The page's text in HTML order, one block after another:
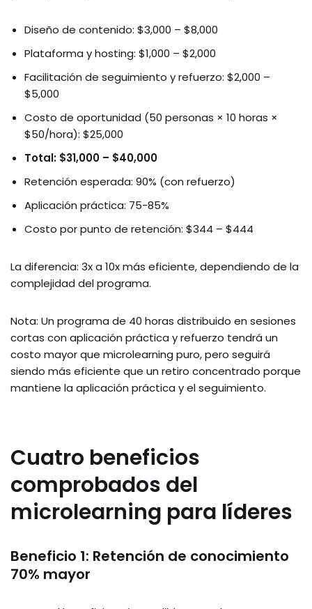
Diseño de contenido: $3,000 – $8,000
Plataforma y hosting: $1,000 – $2,000
Facilitación de seguimiento y refuerzo: $2,000 –
$5,000
Costo de oportunidad (50 personas × 10 horas ×
$50/hora): $25,000
Total: $31,000 – $40,000
Retención esperada: 90% (con refuerzo)
Aplicación práctica: 75-85%
Costo por punto de retención: $344 – $444
La diferencia: 3x a 10x más eficiente, dependiendo de la
complejidad del programa.
Nota: Un programa de 40 horas distribuido en sesiones
cortas con aplicación práctica y refuerzo tendrá un
costo mayor que microlearning puro, pero seguirá
siendo más eficiente que un retiro concentrado porque
mantiene la aplicación práctica y el seguimiento.
Cuatro beneficios
comprobados del
microlearning para líderes
Beneficio 1: Retención de conocimiento
70% mayor